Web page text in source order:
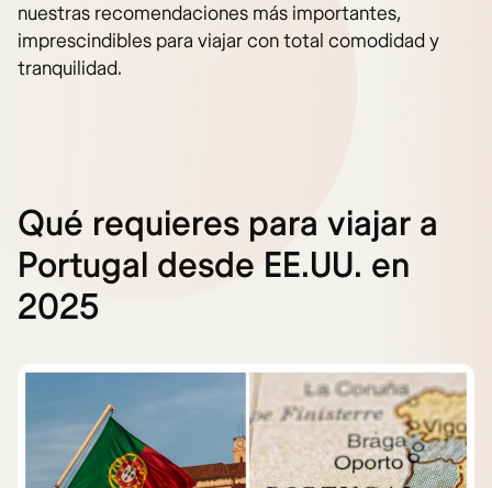
nuestras recomendaciones más importantes,
imprescindibles para viajar con total comodidad y
tranquilidad.
Qué requieres para viajar a
Portugal desde EE.UU. en
2025